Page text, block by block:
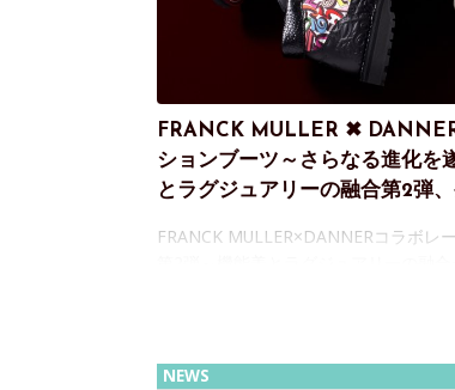
FRANCK MULLER ✖
ションブーツ～さらなる進化を
とラグジュアリーの融合第2弾
FRANCK MULLER×DANNERコラボレ
適性、存在感、そのすべてにさらなる
NEWS